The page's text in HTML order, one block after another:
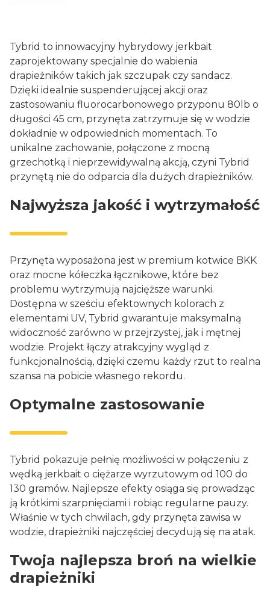
Tybrid to innowacyjny hybrydowy jerkbait
zaprojektowany specjalnie do wabienia
drapieżników takich jak szczupak czy sandacz.
Dzięki idealnie suspenderującej akcji oraz
zastosowaniu fluorocarbonowego przyponu 80lb o
długości 45 cm, przynęta zatrzymuje się w wodzie
dokładnie w odpowiednich momentach. To
unikalne zachowanie, połączone z mocną
grzechotką i nieprzewidywalną akcją, czyni Tybrid
przynętą nie do odparcia dla dużych drapieżników.
Najwyższa jakość i wytrzymałość
Przynęta wyposażona jest w premium kotwice BKK
oraz mocne kółeczka łącznikowe, które bez
problemu wytrzymują najcięższe warunki.
Dostępna w sześciu efektownych kolorach z
elementami UV, Tybrid gwarantuje maksymalną
widoczność zarówno w przejrzystej, jak i mętnej
wodzie. Projekt łączy atrakcyjny wygląd z
funkcjonalnością, dzięki czemu każdy rzut to realna
szansa na pobicie własnego rekordu.
Optymalne zastosowanie
Tybrid pokazuje pełnię możliwości w połączeniu z
wędką jerkbait o ciężarze wyrzutowym od 100 do
130 gramów. Najlepsze efekty osiąga się prowadząc
ją krótkimi szarpnięciami i robiąc regularne pauzy.
Właśnie w tych chwilach, gdy przynęta zawisa w
wodzie, drapieżniki najczęściej decydują się na atak.
Twoja najlepsza broń na wielkie
drapieżniki